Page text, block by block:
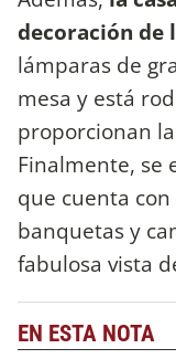
decoración de
lámparas de
mesa y está
proporcionan
Finalmente, se
que cuenta
banquetas y
fabulosa vista
EN ESTA NOTA